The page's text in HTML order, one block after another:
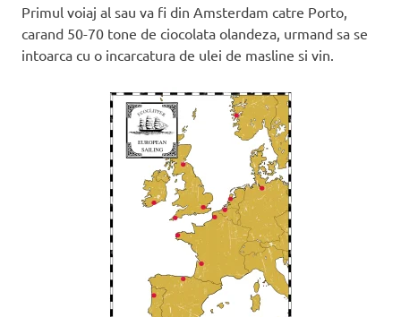
Primul voiaj al sau va fi din Amsterdam catre Porto,
carand 50-70 tone de ciocolata olandeza, urmand sa se
intoarca cu o incarcatura de ulei de masline si vin.